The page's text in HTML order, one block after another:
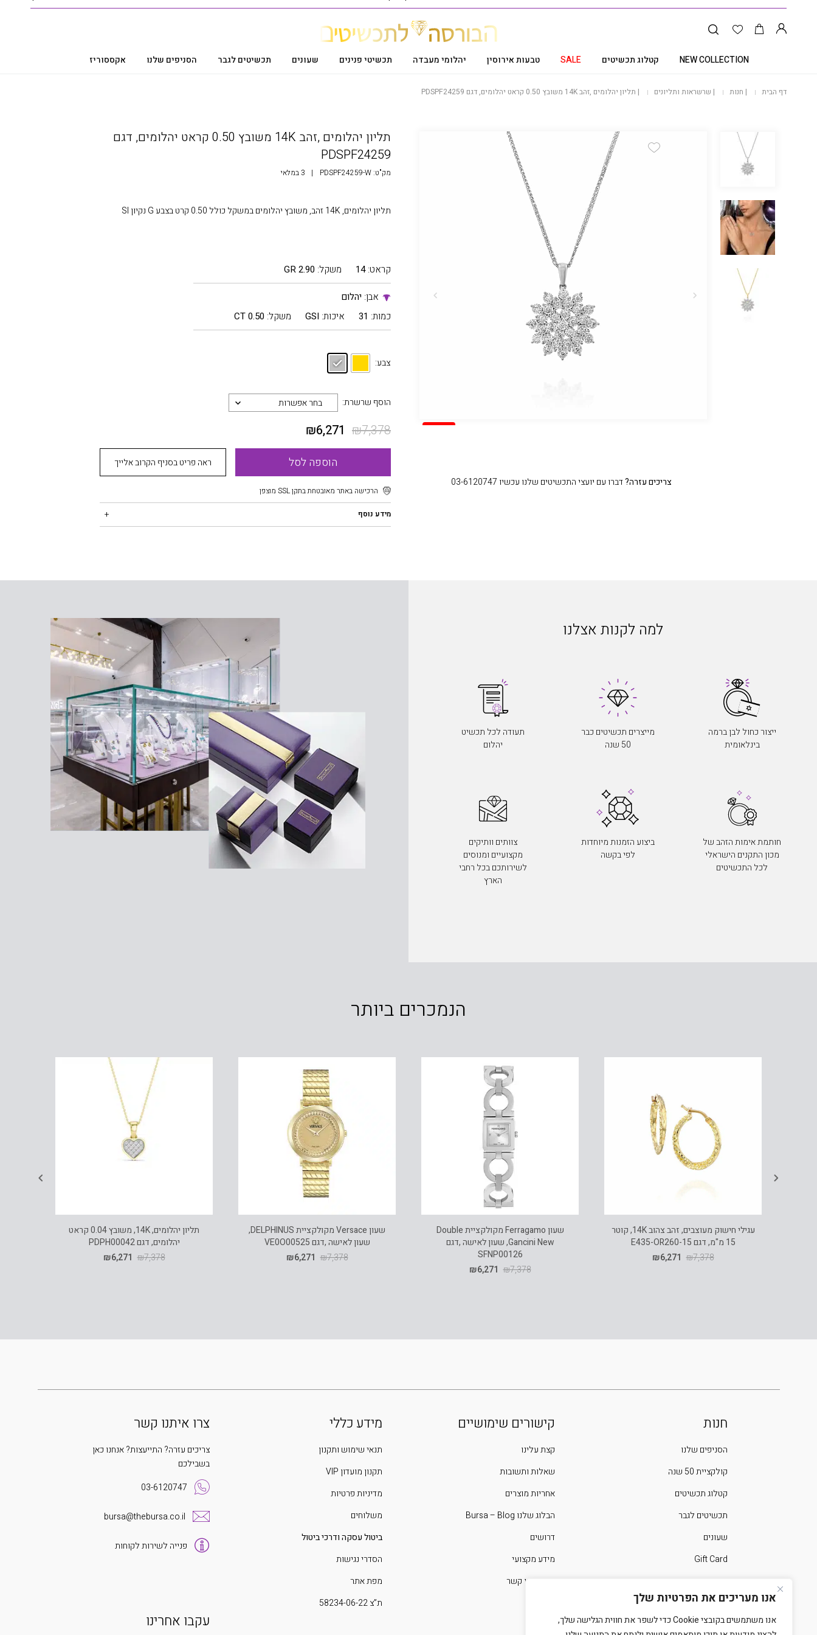
אנו מעריכים את הפרטיות שלך
אנו משתמשים בקובצי Cookie כדי לשפר את חווית הגלישה שלך,
NEW COLLECTION קטלוג תכשיטים SALE טבעות אירוסין יהלומי מעבדה תכשיטי פנינים שעונים תכשיטים לגבר הסניפים שלנו אקססוריז
דף הבית | חנות | שרשראות ותליונים | תליון יהלומים ,זהב 14K משובץ 0.50 קראט יהלומים, דגם PDSPF24259
Add Wishlist
SALE
צריכים עזרה?דברו עם יועצי התכשיטים שלנו עכשיו 03-6120747
תליון יהלומים ,זהב 14K משובץ 0.50 קראט יהלומים, דגם
PDSPF24259
מק"ט:PDSPF24259-W
| 3 במלאי
צבע:
הוסף שרשרת: בחר אפשרות
₪7,378
₪6,271
הוספה לסל ראה פריט בסניף הקרוב אלייך
הרכישה באתר מאובטחת בתקן SSL מוצפן
תליון יהלומים, 14K זהב, משובץ יהלומים במשקל כולל 0.50 קרט בצבע G נקיון SI
קראט:14 משקל: 2.90 GR
אבן:יהלום
כמות: 31 איכות: GSI משקל: 0.50 CT
מידע נוסף
למה לקנות אצלנו
ייצור כחול לבן ברמה
בינלאומית
מייצרים תכשיטים כבר
50 שנה
תעודה לכל תכשיט
יהלום
חותמת אימות הזהב של
מכון התקנים הישראלי
לכל התכשיטים
ביצוע הזמנות מיוחדות
לפי בקשה
צוותים וותיקים
מקצועיים ומנוסים
לשירותכם בכל רחבי
הארץ
הנמכרים ביותר
עגילי חישוק מעוצבים, זהב צהוב 14K, קוטר
15 מ"מ, דגם E435-OR260-15
₪7,378
₪6,271
שעון Ferragamo מקולקציית Double
Gancini New, שעון לאישה ,דגם
SFNP00126
₪7,378
₪6,271
שעון Versace מקולקציית DELPHINUS,
שעון לאישה ,דגם VE0O00525
₪7,378
₪6,271
תליון יהלומים, 14K, משובץ 0.04 קראט
יהלומים, דגם PDPH00042
₪7,378
₪6,271
חנות
הסניפים שלנו
קולקציית 50 שנה
קטלוג תכשיטים
תכשיטים לגבר
שעונים
Gift Card
קישורים שימושיים
קצת עלינו
שאלות ותשובות
אחריות מוצרים
הבלוג שלנו Bursa – Blog
דרושים
מידע מקצועי
צרו איתנו קשר
מידע כללי
תנאי שימוש ותקנון
תקנון מועדון VIP
מדיניות פרטיות
משלוחים
ביטול עסקה ודרכי ביטול
הסדרי נגישות
מפת אתר
ת”צ 58234-06-22
צרו איתנו קשר
צריכים עזרה? התייעצות? אנחנו כאן
בשבילכם
03-6120747
bursa@thebursa.co.il
פנייה לשירות לקוחות
עקבו אחרינו